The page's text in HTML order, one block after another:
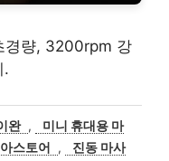
경량, 3200rpm 강
.
완 ,
미니 휴대용 마
스토어 ,
진동 마사